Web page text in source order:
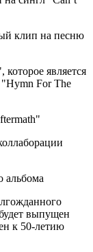
клип на песню
является
For The
альбома
выпущен
к 50-летию